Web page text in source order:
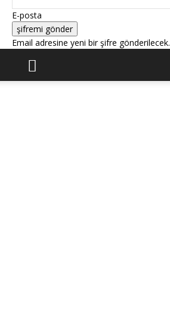
E-posta
Email adresine yeni bir şifre gönderilecek.